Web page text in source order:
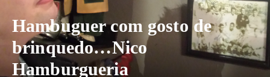
Hambuguer com gosto de
brinquedo…Nico
Hamburgueria